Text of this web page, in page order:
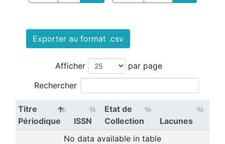
Exporter au format .csv
Afficher
par page
Rechercher
Titre
Périodique
ISSN
Etat de
Collection
Lacunes
No data available in table